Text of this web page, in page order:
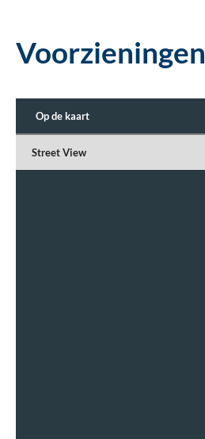
Voorzieningen
Op de kaart
Street View